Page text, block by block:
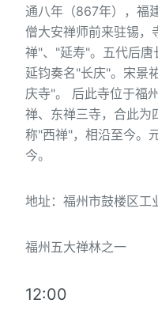
通八年（867年），福
僧大安禅师前来驻锡，
禅"、"延寿"。五代后
延钧奏名"长庆"。宋景
庆寺"。 后此寺位于福
禅、东禅三寺，合此为
称"西禅"，相沿至今。
今。
地址：福州市鼓楼区工
福州五大禅林之一
12:00